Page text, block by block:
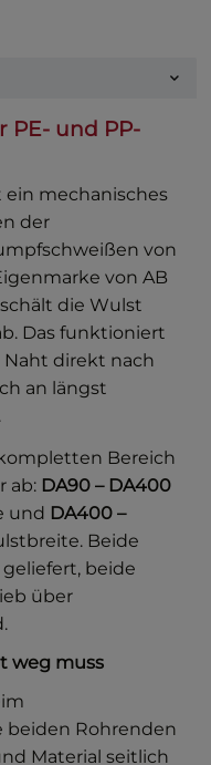
PE- und PP-
mechanisches
der
von
von AB
die Wulst
Das funktioniert
direkt nach
an längst
Bereich
ab: DA90 – DA400
und DA400 –
Beide
beide
über
weg muss
beiden Rohrenden
Material seitlich